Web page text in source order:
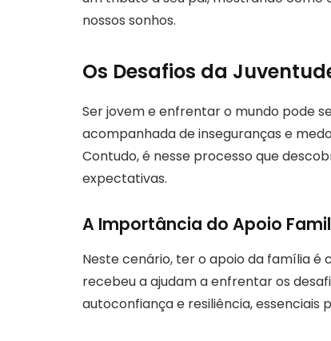
nossos sonhos.
Os Desafios da
Ser jovem e enfrentar o mundo pode
acompanhada de inseguranças e
Contudo, é nesse processo que
expectativas.
A Importância do Apoio
Neste cenário, ter o apoio da família é
recebeu a ajudam a enfrentar os
autoconfiança e resiliência, essenciais